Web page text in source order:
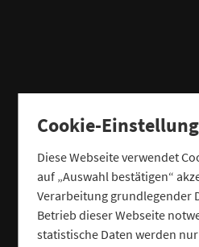
Cookie-
Diese Webseite verwendet
auf „Auswahl bestätigen“
Verarbeitung grundlegender
Betrieb dieser Webseite
statistische Daten werden